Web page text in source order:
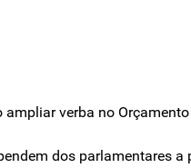
verba no
dos parlamentares